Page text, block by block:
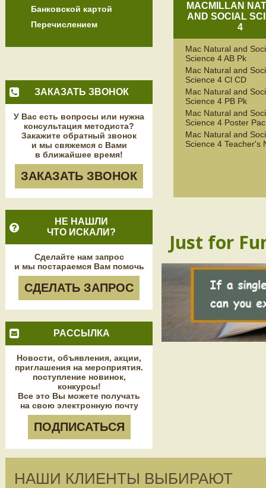
Банковской картой
Перечислением
ЗАКАЗАТЬ ЗВОНОК
У Вас есть вопросы или нужна
консультация методиста?
Закажите обратный звонок
и мы свяжемся с Вами
в ближайшее время!
ЗАКАЗАТЬ ЗВОНОК
НЕ НАШЛИ
ЧТО ИСКАЛИ?
Сделайте нам запрос
и мы постараемся Вам помочь
СДЕЛАТЬ ЗАПРОС
РАССЫЛКА
Новости, объявления, акции,
приглашения на мероприятия.
поступление новинок,
конкурсы!
Все это Вы можете получать
на свою электронную почту
ПОДПИСАТЬСЯ
MACMILLAN
AND SOCIAL
4
Mac Natural and
Science 4 AB Pk
Mac Natural and
Science 4 Cl CD
Mac Natural and
Science 4 PB Pk
Mac Natural and
Science 4 Poster
Mac Natural and
Science 4 Teacher's
Just for
НАШИ КЛИЕНТЫ ВЫБИРАЮТ